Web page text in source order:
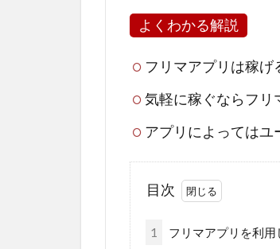
よくわかる解説
フリマアプリは稼げ
気軽に稼ぐならフリ
アプリによってはユ
目次
1 フリマアプリを利用